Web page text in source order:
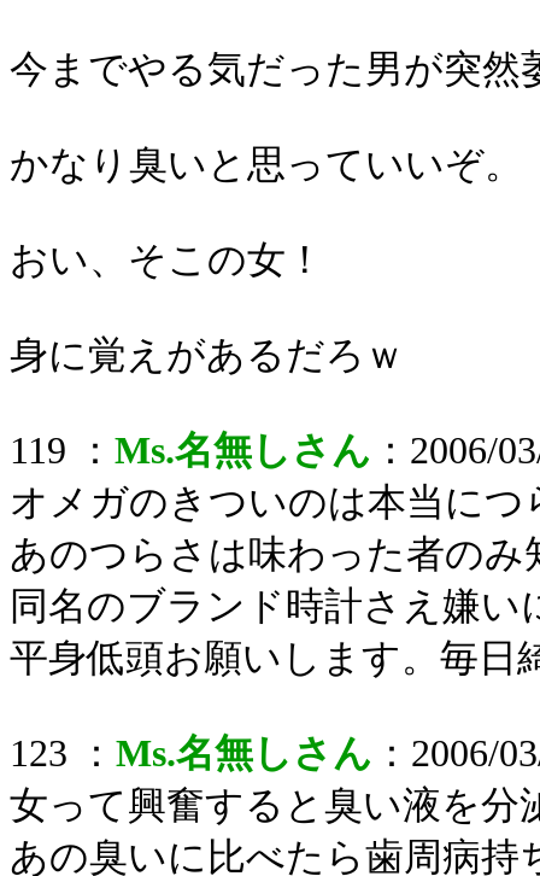
今までやる気だった男が突然
かなり臭いと思っていいぞ。
おい、そこの女！
身に覚えがあるだろｗ
119 ： Ms.名無しさん ：2006/
オメガのきついのは本当につ
あのつらさは味わった者の
同名のブランド時計さえ嫌
平身低頭お願いします。毎日
123 ： Ms.名無しさん ：2006/
女って興奮すると臭い液を分
あの臭いに比べたら歯周病